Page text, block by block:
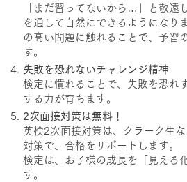
「まだ習ってないから…」と敬遠
を通して自然にできるようになり
の高い問題に触れることで、予習
す。
失敗を恐れないチャレンジ精神
検定に慣れることで、失敗を恐れ
する力が育ちます。
2次面接対策は無料！
英検2次面接対策は、クラーク生
対策で、合格をサポートします。
検定は、お子様の成長を「見える
す。